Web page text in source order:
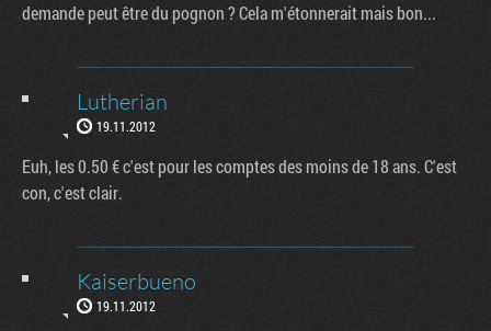
demande peut être du pognon ? Cela m'étonnerait mais bon...
Lutherian
19.11.2012
Euh, les 0.50 € c'est pour les comptes des moins de 18 ans. C'est
con, c'est clair.
Kaiserbueno
19.11.2012